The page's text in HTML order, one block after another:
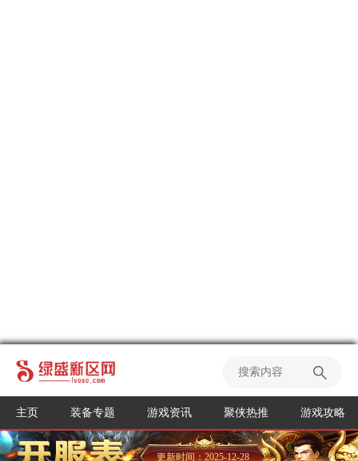
主页 装备专题 游戏资讯 聚侠热推 游戏攻略
更新时间：2025-12-28